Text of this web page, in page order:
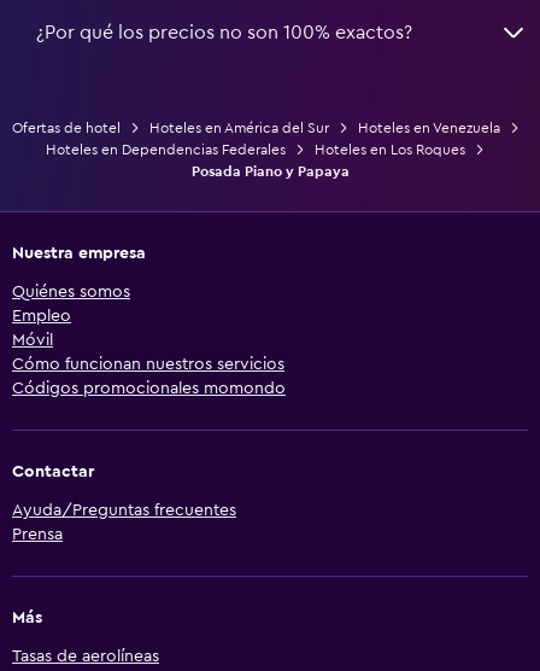
¿Por qué los precios no son 100% exactos?
Ofertas de hotel Hoteles en América del Sur
Hoteles en Venezuela
Hoteles en Dependencias Federales
Hoteles en Los Roques
Posada Piano y Papaya
Nuestra empresa
Quiénes somos
Empleo
Móvil
Cómo funcionan nuestros servicios
Códigos promocionales momondo
Contactar
Ayuda/Preguntas frecuentes
Prensa
Más
Tasas de aerolíneas